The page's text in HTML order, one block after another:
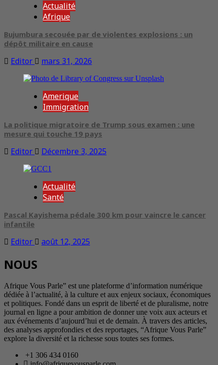
Actualité
Afrique
Bujumbura secouée par de violentes explosions : un
dépôt militaire en cause
Editor mars 31, 2026
Amerique
Immigration
La politique migratoire de Trump sous examen : une
mesure qui touche 19 pays
Editor Décembre 3, 2025
Actualité
Santé
Pascal Kayishema pédale 300 km pour vaincre le cancer
infantile
Editor août 12, 2025
NOUS
Afrique Vous Parle” est une plateforme d’information numérique
dédiée à l’actualité, à la culture et aux enjeux sociaux, économiques
et politiques. Fondé dans un esprit de liberté et de pluralisme, notre
journal en ligne a pour ambition de donner une voix aux acteurs et
aux événements d’aujourd’hui et de demain. À travers des articles,
des analyses approfondies et des reportages, “Afrique Vous Parle”
explore la diversité et la richesse sous toutes ses formes.
+1 306 434 0160